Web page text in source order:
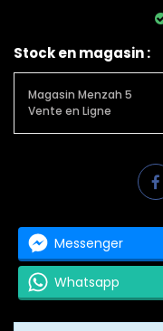
Stock en magasin :
Magasin Menzah 5
Vente en Ligne
Messenger
Whatsapp